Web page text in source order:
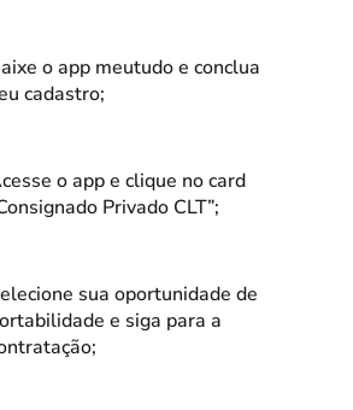
o app meutudo e conclua
cadastro;
o app e clique no card
Privado CLT”;
sua oportunidade de
e siga para a